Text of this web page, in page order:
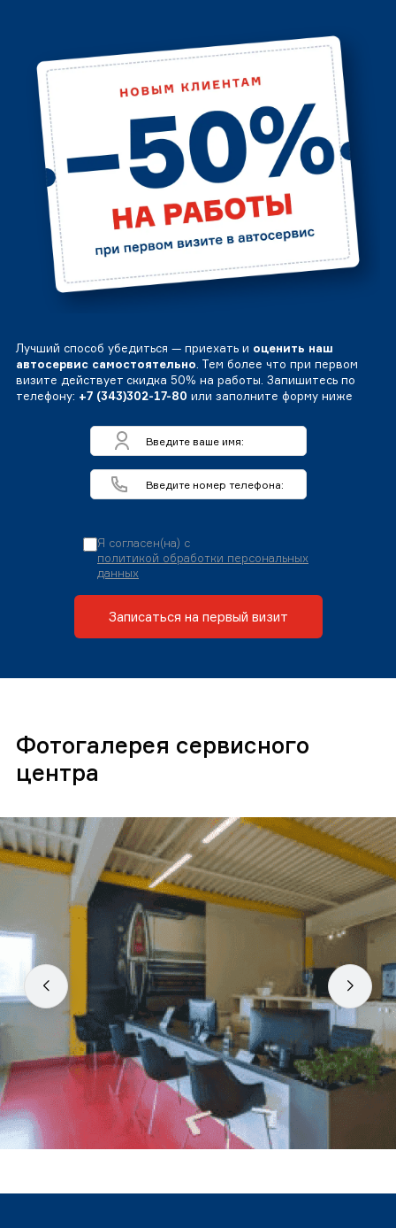
Лучший способ убедиться — приехать и оценить наш
автосервис самостоятельно . Тем более что при первом
визите действует скидка 50% на работы. Запишитесь по
телефону: +7 (343)302-17-80 или заполните форму ниже
Я согласен(на) с
политикой обработки персональных
данных
Записаться на первый визит
Фотогалерея сервисного
центра